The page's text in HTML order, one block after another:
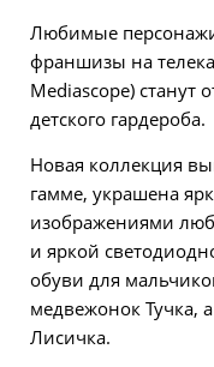
Любимые
франшизы на
Mediascopе)
детского гардероба.
Новая коллекция
гамме, украшена
изображениями
и яркой
обуви для
медвежонок Тучка,
Лисичка.